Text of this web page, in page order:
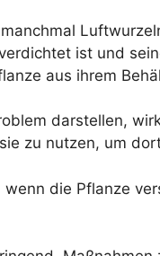
ist und
aus ihrem
darstellen,
zu nutzen, um
die Pflanze